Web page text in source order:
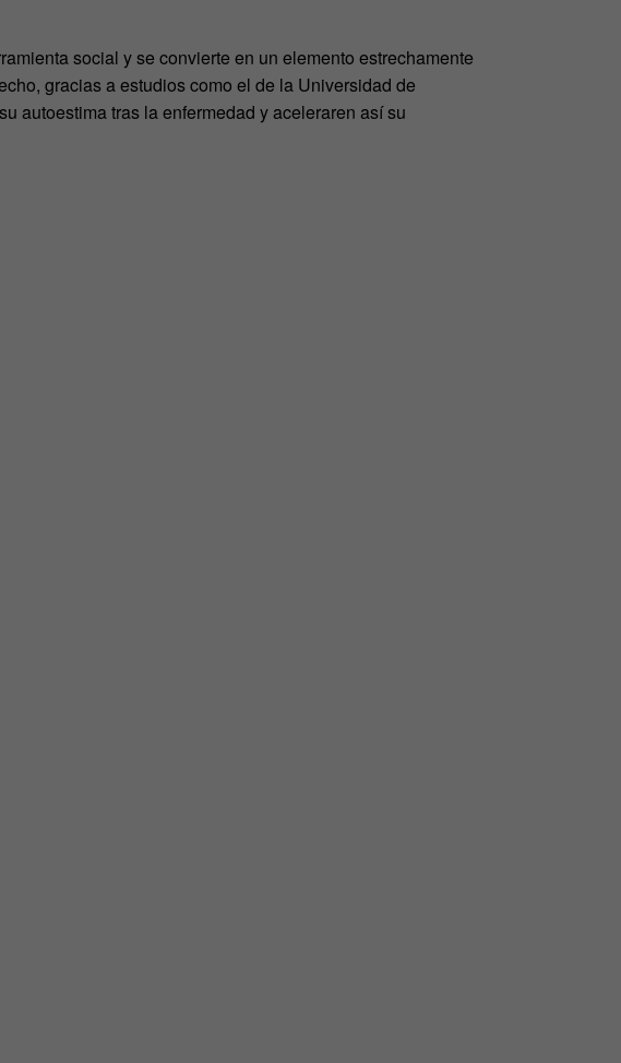
social y se convierte en un elemento estrechamente
gracias a estudios como el de la Universidad de
autoestima tras la enfermedad y aceleraren así su